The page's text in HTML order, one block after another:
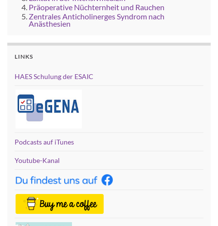
Präoperative Nüchternheit und Rauchen
Zentrales Anticholinerges Syndrom nach
Anästhesien
LINKS
HAES Schulung der ESAIC
Podcasts auf iTunes
Youtube-Kanal